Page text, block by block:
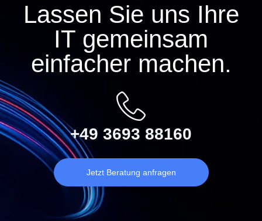
Lassen Sie uns Ihre
IT gemeinsam
einfacher machen.
+49 3693 88160
Jetzt Beratung anfragen